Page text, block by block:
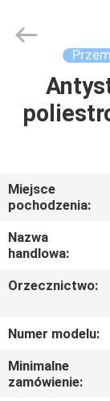
DOM
O
NAS
PO
FABRYCE
KONTROLA
manufacturing
Miejsce
pochodzenia:
Nazwa
handlowa:
Orzecznictwo:
Numer modelu:
Minimalne
zamówienie: